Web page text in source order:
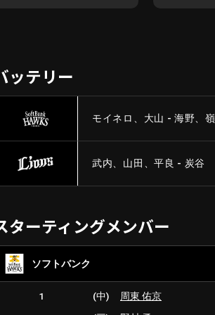
ッテリー
モイネロ、大山 - 海野、
武内、山田、平良 - 炭谷
ターティングメンバー
ソフトバンク
1 (中)
周東 佑京